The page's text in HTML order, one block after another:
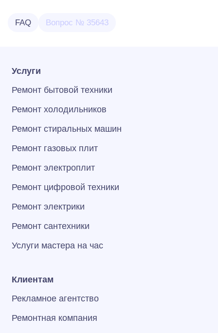
FAQ Вопрос № 35643
Услуги
Ремонт бытовой техники
Ремонт холодильников
Ремонт стиральных машин
Ремонт газовых плит
Ремонт электроплит
Ремонт цифровой техники
Ремонт электрики
Ремонт сантехники
Услуги мастера на час
Клиентам
Рекламное агентство
Ремонтная компания